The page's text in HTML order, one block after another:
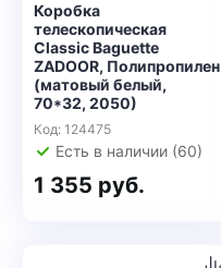
Коробка
телескопическая
Classic Baguette
ZADOOR, Полипропилен
(матовый белый,
70*32, 2050)
Код: 124475
Есть в наличии (60)
1 355 руб.